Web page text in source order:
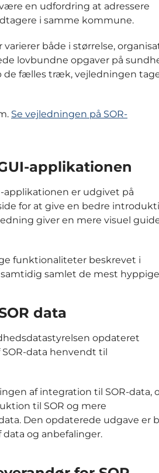
en udfordring at adressere
i samme kommune.
både i størrelse,
lovbundne opgaver på
de fælles træk, vejledningen
Se vejledningen på SOR-
applikationen
applikationen er udgivet på
for at give en bedre
giver en mere visuel
funktionaliteter beskrevet i
samlet de mest
data
opdateret
data henvendt til
af integration til SOR-data,
til SOR og mere
Den opdaterede udgave er
og anbefalinger.